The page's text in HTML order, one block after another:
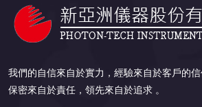
我們的自信來自於實力，經驗來自於客戶的信
保密來自於責任，領先來自於追求 。